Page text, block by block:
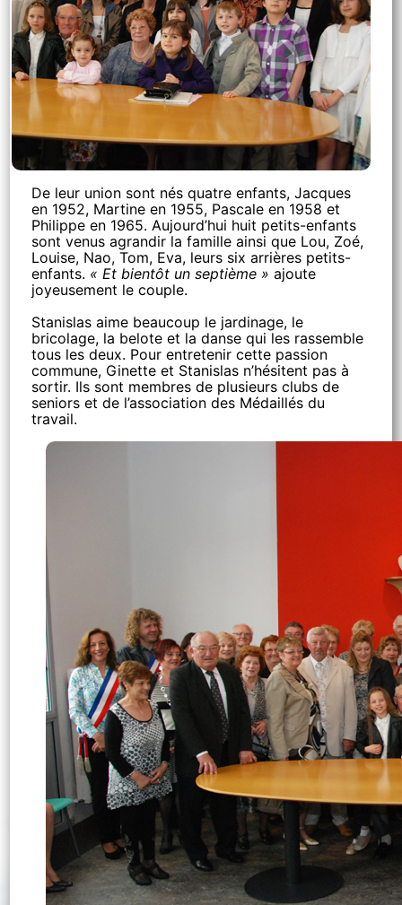
De leur union sont nés quatre enfants, Jacques
en 1952, Martine en 1955, Pascale en 1958 et
Philippe en 1965. Aujourd’hui huit petits-enfants
sont venus agrandir la famille ainsi que Lou, Zoé,
Louise, Nao, Tom, Eva, leurs six arrières petits-
enfants. « Et bientôt un septième »ajoute
joyeusement le couple.
Stanislas aime beaucoup le jardinage, le
bricolage, la belote et la danse qui les rassemble
tous les deux. Pour entretenir cette passion
commune, Ginette et Stanislas n’hésitent pas à
sortir. Ils sont membres de plusieurs clubs de
seniors et de l’association des Médaillés du
travail.